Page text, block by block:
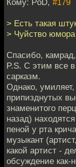
Кому: PoD, #179
> Есть такая
> Чуйство юмора
Спасибо,
P.S. С этим все
сарказм.
Однако,
припизднутых
знаменитого
назад)
пеной у рта
музыкант
какой артист -
обсуждение как-